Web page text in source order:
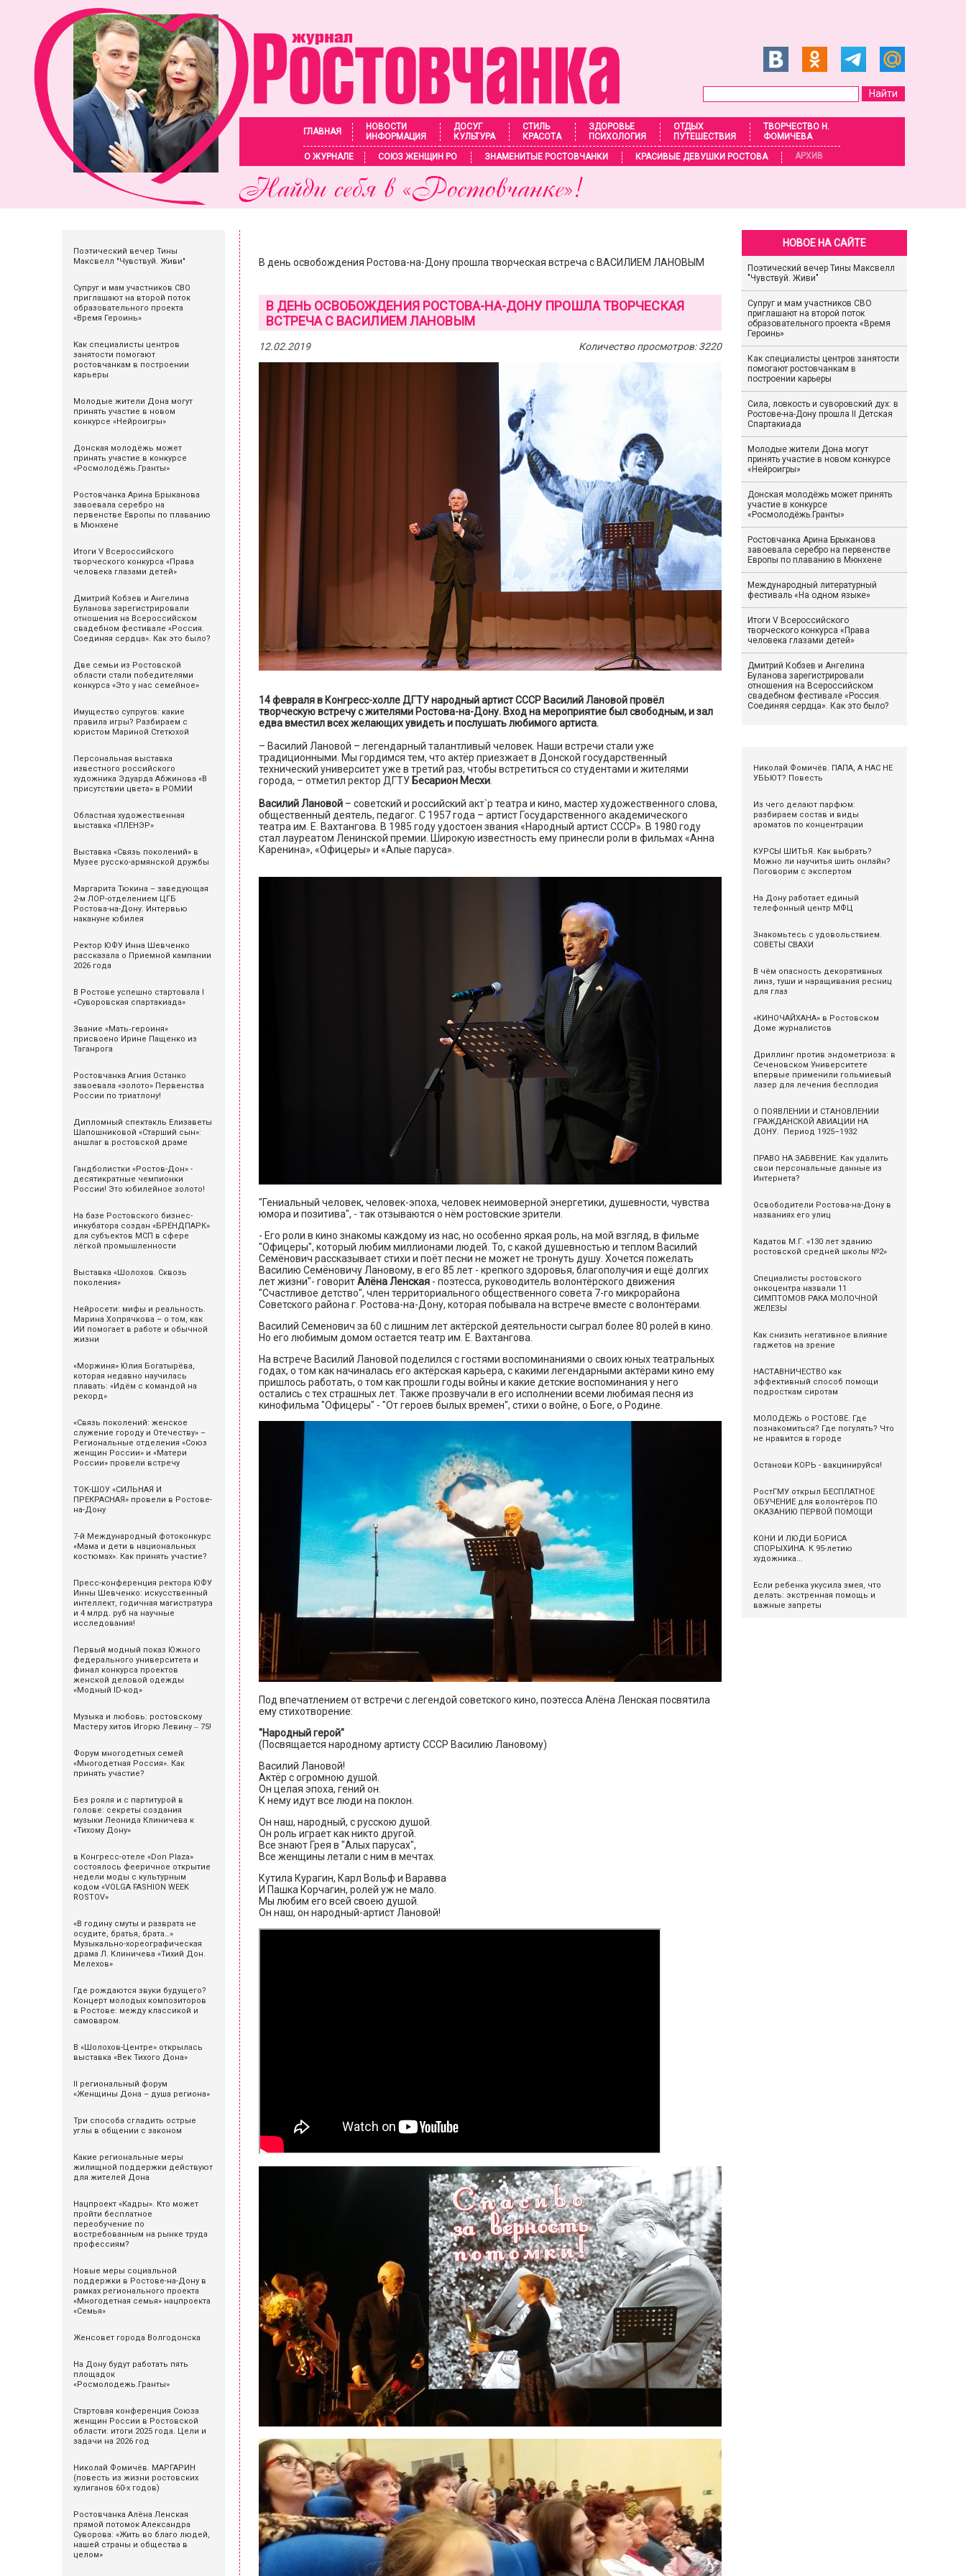
ГЛАВНАЯ
НОВОСТИ
ИНФОРМАЦИЯ
ДОСУГ
КУЛЬТУРА
СТИЛЬ
КРАСОТА
ЗДОРОВЬЕ
ПСИХОЛОГИЯ
ОТДЫХ
ПУТЕШЕСТВИЯ
ТВОРЧЕСТВО Н.
ФОМИЧЕВА
О ЖУРНАЛЕ
СОЮЗ ЖЕНЩИН РО ЗНАМЕНИТЫЕ РОСТОВЧАНКИ КРАСИВЫЕ ДЕВУШКИ РОСТОВА АРХИВ
Поэтический вечер Тины
Максвелл "Чувствуй. Живи"
Супруг и мам участников СВО
приглашают на второй поток
образовательного проекта
«Время Героинь»
Как специалисты центров
занятости помогают
ростовчанкам в построении
карьеры
Молодые жители Дона могут
принять участие в новом
конкурсе «Нейроигры»
Донская молодёжь может
принять участие в конкурсе
«Росмолодёжь.Гранты»
Ростовчанка Арина Брыканова
завоевала серебро на
первенстве Европы по плаванию
в Мюнхене
Итоги V Всероссийского
творческого конкурса «Права
человека глазами детей»
Дмитрий Кобзев и Ангелина
Буланова зарегистрировали
отношения на Всероссийском
свадебном фестивале «Россия.
Соединяя сердца». Как это было?
Две семьи из Ростовской
области стали победителями
конкурса «Это у нас семейное»
Имущество супругов: какие
правила игры? Разбираем с
юристом Мариной Стетюхой
Персональная выставка
известного российского
художника Эдуарда Абжинова «В
присутствии цвета» в РОМИИ
Областная художественная
выставка «ПЛЕНЭР»
Выставка «Связь поколений» в
Музее русско-армянской дружбы
Маргарита Тюкина – заведующая
2-м ЛОР-отделением ЦГБ
Ростова-на-Дону. Интервью
накануне юбилея
Ректор ЮФУ Инна Шевченко
рассказала о Приемной кампании
2026 года
В Ростове успешно стартовала I
«Суворовская спартакиада»
Звание «Мать‑героиня»
присвоено Ирине Пащенко из
Таганрога
Ростовчанка Агния Останко
завоевала «золото» Первенства
России по триатлону!
Дипломный спектакль Елизаветы
Шапошниковой «Старший сын»:
аншлаг в ростовской драме
Гандболистки «Ростов-Дон» -
десятикратные чемпионки
России! Это юбилейное золото!
На базе Ростовского бизнес-
инкубатора создан «БРЕНДПАРК»
для субъектов МСП в сфере
лёгкой промышленности
Выставка «Шолохов. Сквозь
поколения»
Нейросети: мифы и реальность.
Марина Хопрячкова – о том, как
ИИ помогает в работе и обычной
жизни
«Моржиня» Юлия Богатырёва,
которая недавно научилась
плавать: «Идём с командой на
рекорд»
«Связь поколений: женское
служение городу и Отечеству» –
Региональные отделения «Союз
женщин России» и «Матери
России» провели встречу
ТОК-ШОУ «СИЛЬНАЯ И
ПРЕКРАСНАЯ» провели в Ростове-
на-Дону
7-й Международный фотоконкурс
«Мама и дети в национальных
костюмах». Как принять участие?
Пресс-конференция ректора ЮФУ
Инны Шевченко: искусственный
интеллект, годичная магистратура
и 4 млрд. руб на научные
исследования!
Первый модный показ Южного
федерального университета и
финал конкурса проектов
женской деловой одежды
«Модный ID-код»
Музыка и любовь: ростовскому
Мастеру хитов Игорю Левину ‒ 75!
Форум многодетных семей
«Многодетная Россия». Как
принять участие?
Без рояля и с партитурой в
голове: секреты создания
музыки Леонида Клиничева к
«Тихому Дону»
в Конгресс-отеле «Don Plaza»
состоялось фееричное открытие
недели моды с культурным
кодом «VOLGA FASHION WEEK
ROSTOV»
«В годину смуты и разврата не
осудите, братья, брата…»
Музыкально-хореографическая
драма Л. Клиничева «Тихий Дон.
Мелехов»
Где рождаются звуки будущего?
Концерт молодых композиторов
в Ростове: между классикой и
самоваром.
В «Шолохов-Центре» открылась
выставка «Век Тихого Дона»
II региональный форум
«Женщины Дона – душа региона»
Три способа сгладить острые
углы в общении с законом
Какие региональные меры
жилищной поддержки действуют
для жителей Дона
Нацпроект «Кадры». Кто может
пройти бесплатное
переобучение по
востребованным на рынке труда
профессиям?
Новые меры социальной
поддержки в Ростове-на-Дону в
рамках регионального проекта
«Многодетная семья» нацпроекта
«Семья»
Женсовет города Волгодонска
На Дону будут работать пять
площадок
«Росмолодежь.Гранты»
Стартовая конференция Союза
женщин России в Ростовской
области: итоги 2025 года. Цели и
задачи на 2026 год
Николай Фомичёв. МАРГАРИН
(повесть из жизни ростовских
хулиганов 60-х годов)
Ростовчанка Алёна Ленская
прямой потомок Александра
Суворова: «Жить во благо людей,
нашей страны и общества в
целом»
В день освобождения Ростова-на-Дону прошла творческая встреча с ВАСИЛИЕМ ЛАНОВЫМ
В ДЕНЬ ОСВОБОЖДЕНИЯ РОСТОВА-НА-ДОНУ ПРОШЛА ТВОРЧЕСКАЯ
ВСТРЕЧА С ВАСИЛИЕМ ЛАНОВЫМ
12.02.2019 Количество просмотров: 3220
14 февраля в Конгресс-холле ДГТУ народный артист СССР Василий Лановой провёл
творческую встречу с жителями Ростова-на-Дону. Вход на мероприятие был свободным, и зал
едва вместил всех желающих увидеть и послушать любимого артиста.
– Василий Лановой – легендарный талантливый человек. Наши встречи стали уже
традиционными. Мы гордимся тем, что актёр приезжает в Донской государственный
технический университет уже в третий раз, чтобы встретиться со студентами и жителями
города, – отметил ректор ДГТУ Бесарион Месхи.
Василий Лановой– советский и российский акт`р театра и кино, мастер художественного слова,
общественный деятель, педагог. С 1957 года – артист Государственного академического
театра им. Е. Вахтангова. В 1985 году удостоен звания «Народный артист СССР». В 1980 году
стал лауреатом Ленинской премии. Широкую известность ему принесли роли в фильмах «Анна
Каренина», «Офицеры» и «Алые паруса».
"Гениальный человек, человек-эпоха, человек неимоверной энергетики, душевности, чувства
юмора и позитива", - так отзываются о нём ростовские зрители.
- Его роли в кино знакомы каждому из нас, но особенно яркая роль, на мой взгляд, в фильме
"Офицеры", который любим миллионами людей. То, с какой душевностью и теплом Василий
Семёнович рассказывает стихи и поёт песни не может не тронуть душу. Хочется пожелать
Василию Семёновичу Лановому, в его 85 лет - крепкого здоровья, благополучия и ещё долгих
лет жизни"- говоритАлёна Ленская- поэтесса, руководитель волонтёрского движения
"Счастливое детство", член территориального общественного совета 7-го микрорайона
Советского района г. Ростова-на-Дону, которая побывала на встрече вместе с волонтёрами.
Василий Семенович за 60 с лишним лет актёрской деятельности сыграл более 80 ролей в кино.
Но его любимым домом остается театр им. Е. Вахтангова.
На встрече Василий Лановой поделился с гостями воспоминаниями о своих юных театральных
годах, о том как начиналась его актёрская карьера, с какими легендарными актёрами кино ему
пришлось работать, о том как прошли годы войны и какие детские воспоминания у него
остались с тех страшных лет. Также прозвучали в его исполнении всеми любимая песня из
кинофильма "Офицеры" - "От героев былых времен", стихи о войне, о Боге, о Родине.
Под впечатлением от встречи с легендой советского кино, поэтесса Алёна Ленская посвятила
ему стихотворение:
"Народный герой"
(Посвящается народному артисту СССР Василию Лановому)
Василий Лановой!
Актёр с огромною душой.
Он целая эпоха, гений он.
К нему идут все люди на поклон.
Он наш, народный, с русскою душой.
Он роль играет как никто другой.
Все знают Грея в "Алых парусах",
Все женщины летали с ним в мечтах.
Кутила Курагин, Карл Вольф и Варавва
И Пашка Корчагин, ролей уж не мало.
Мы любим его всей своею душой.
Он наш, он народный-артист Лановой!
НОВОЕ НА САЙТЕ
Поэтический вечер Тины Максвелл
"Чувствуй. Живи"
Супруг и мам участников СВО
приглашают на второй поток
образовательного проекта «Время
Героинь»
Как специалисты центров занятости
помогают ростовчанкам в
построении карьеры
Сила, ловкость и суворовский дух: в
Ростове-на-Дону прошла II Детская
Спартакиада
Молодые жители Дона могут
принять участие в новом конкурсе
«Нейроигры»
Донская молодёжь может принять
участие в конкурсе
«Росмолодёжь.Гранты»
Ростовчанка Арина Брыканова
завоевала серебро на первенстве
Европы по плаванию в Мюнхене
Международный литературный
фестиваль «На одном языке»
Итоги V Всероссийского
творческого конкурса «Права
человека глазами детей»
Дмитрий Кобзев и Ангелина
Буланова зарегистрировали
отношения на Всероссийском
свадебном фестивале «Россия.
Соединяя сердца». Как это было?
Николай Фомичёв. ПАПА, А НАС НЕ
УБЬЮТ? Повесть
Из чего делают парфюм:
разбираем состав и виды
ароматов по концентрации
КУРСЫ ШИТЬЯ. Как выбрать?
Можно ли научитья шить онлайн?
Поговорим с экспертом
На Дону работает единый
телефонный центр МФЦ
Знакомьтесь с удовольствием.
СОВЕТЫ СВАХИ
В чём опасность декоративных
линз, туши и наращивания ресниц
для глаз
«КИНОЧАЙХАНА» в Ростовском
Доме журналистов
Дриллинг против эндометриоза: в
Сеченовском Университете
впервые применили гольмиевый
лазер для лечения бесплодия
О ПОЯВЛЕНИИ И СТАНОВЛЕНИИ
ГРАЖДАНСКОЙ АВИАЦИИ НА
ДОНУ. Период 1925–1932
ПРАВО НА ЗАБВЕНИЕ. Как удалить
свои персональные данные из
Интернета?
Освободители Ростова-на-Дону в
названиях его улиц
Кадатов М.Г. «130 лет зданию
ростовской средней школы №2»
Специалисты ростовского
онкоцентра назвали 11
СИМПТОМОВ РАКА МОЛОЧНОЙ
ЖЕЛЕЗЫ
Как снизить негативное влияние
гаджетов на зрение
НАСТАВНИЧЕСТВО как
эффективный способ помощи
подросткам сиротам
МОЛОДЕЖЬ о РОСТОВЕ. Где
познакомиться? Где погулять? Что
не нравится в городе
Останови КОРЬ - вакцинируйся!
РостГМУ открыл БЕСПЛАТНОЕ
ОБУЧЕНИЕ для волонтёров ПО
ОКАЗАНИЮ ПЕРВОЙ ПОМОЩИ
КОНИ И ЛЮДИ БОРИСА
СПОРЫХИНА. К 95-летию
художника...
Если ребенка укусила змея, что
делать: экстренная помощь и
важные запреты